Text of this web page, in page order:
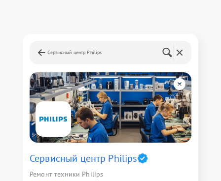
Сервисный центр Philips
Сервисный центр Philips
Ремонт техники Philips